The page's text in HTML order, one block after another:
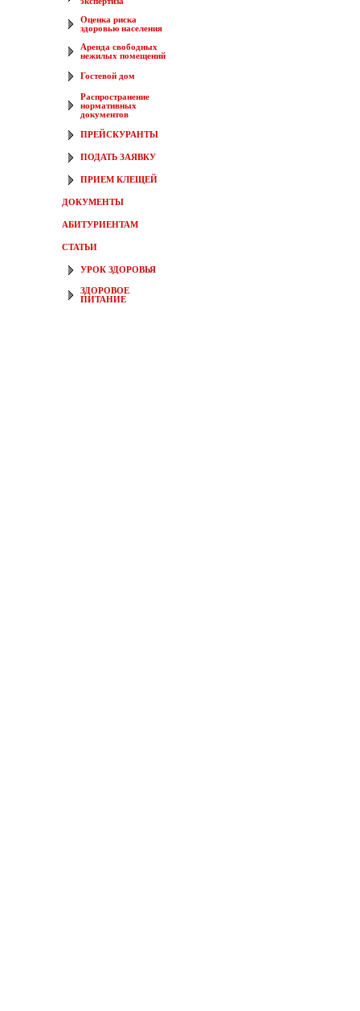
Оценка риска
здоровью населения
Аренда свободных
нежилых помещений
Гостевой дом
Распространение
нормативных
документов
ПРЕЙСКУРАНТЫ
ПОДАТЬ ЗАЯВКУ
ПРИЕМ КЛЕЩЕЙ
ДОКУМЕНТЫ
АБИТУРИЕНТАМ
СТАТЬИ
УРОК ЗДОРОВЬЯ
ЗДОРОВОЕ
ПИТАНИЕ